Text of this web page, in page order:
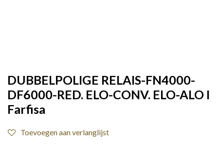
DUBBELPOLIGE RELAIS-FN4000-
DF6000-RED. ELO-CONV. ELO-ALO I
Farfisa
Toevoegen aan verlanglijst